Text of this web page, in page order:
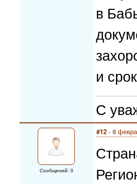
в
и
С
Сообщений: 0
#12 - 8